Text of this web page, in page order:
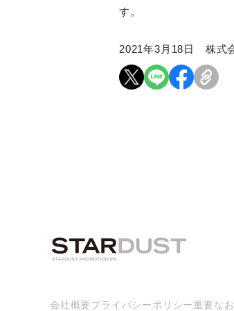
す。
2021年3月18日 株式
会社概要プライバシーポリシー重要な